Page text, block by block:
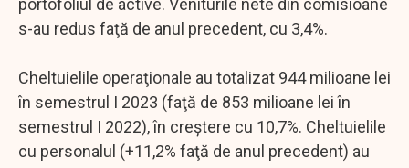
s-au redus faţă de anul precedent, cu 3,4%.
Cheltuielile operaţionale au totalizat 944 milioane lei
în semestrul I 2023 (faţă de 853 milioane lei în
semestrul I 2022), în creştere cu 10,7%. Cheltuielile
cu personalul (+11,2% faţă de anul precedent) au